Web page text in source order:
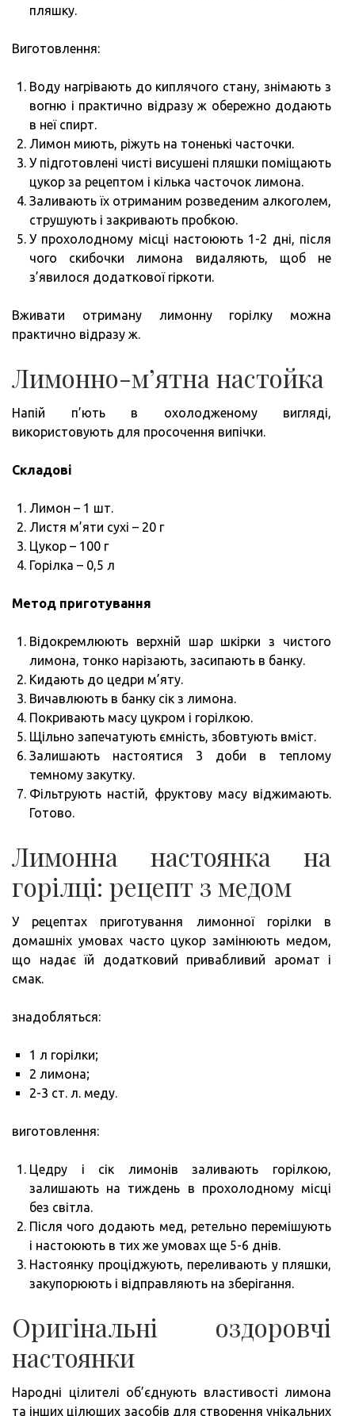
пляшку.
Виготовлення:
Воду нагрівають до киплячого стану, знімають з
вогню і практично відразу ж обережно додають
в неї спирт.
Лимон миють, ріжуть на тоненькі часточки.
У підготовлені чисті висушені пляшки поміщають
цукор за рецептом і кілька часточок лимона.
Заливають їх отриманим розведеним алкоголем,
струшують і закривають пробкою.
У прохолодному місці настоюють 1-2 дні, після
чого скибочки лимона видаляють, щоб не
з’явилося додаткової гіркоти.
Вживати отриману лимонну горілку можна
практично відразу ж.
Лимонно-м’ятна настойка
Напій п’ють в охолодженому вигляді,
використовують для просочення випічки.
Складові
Лимон – 1 шт.
Листя м’яти сухі – 20 г
Цукор – 100 г
Горілка – 0,5 л
Метод приготування
Відокремлюють верхній шар шкірки з чистого
лимона, тонко нарізають, засипають в банку.
Кидають до цедри м’яту.
Вичавлюють в банку сік з лимона.
Покривають масу цукром і горілкою.
Щільно запечатують ємність, збовтують вміст.
Залишають настоятися 3 доби в теплому
темному закутку.
Фільтрують настій, фруктову масу віджимають.
Готово.
Лимонна настоянка на
горілці: рецепт з медом
У рецептах приготування лимонної горілки в
домашніх умовах часто цукор замінюють медом,
що надає їй додатковий привабливий аромат і
смак.
знадобляться:
1 л горілки;
2 лимона;
2-3 ст. л. меду.
виготовлення:
Цедру і сік лимонів заливають горілкою,
залишають на тиждень в прохолодному місці
без світла.
Після чого додають мед, ретельно перемішують
і настоюють в тих же умовах ще 5-6 днів.
Настоянку проціджують, переливають у пляшки,
закупорюють і відправляють на зберігання.
Оригінальні оздоровчі
настоянки
Народні цілителі об’єднують властивості лимона
та інших цілющих засобів для створення унікальних